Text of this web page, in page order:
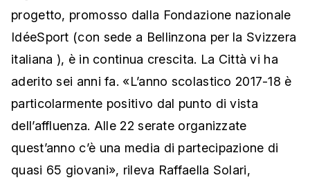
progetto, promosso dalla Fondazione nazionale
IdéeSport (con sede a Bellinzona per la Svizzera
italiana ), è in continua crescita. La Città vi ha
aderito sei anni fa. «L’anno scolastico 2017-18 è
particolarmente positivo dal punto di vista
dell’affluenza. Alle 22 serate organizzate
quest’anno c’è una media di partecipazione di
quasi 65 giovani», rileva Raffaella Solari,